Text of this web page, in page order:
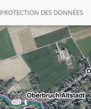
PROTECTION DES DONNÉES